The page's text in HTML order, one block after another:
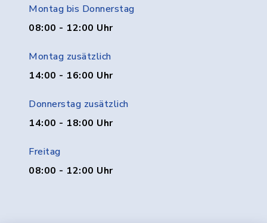
Montag bis Donnerstag
08:00 - 12:00 Uhr
Montag zusätzlich
14:00 - 16:00 Uhr
Donnerstag zusätzlich
14:00 - 18:00 Uhr
Freitag
08:00 - 12:00 Uhr